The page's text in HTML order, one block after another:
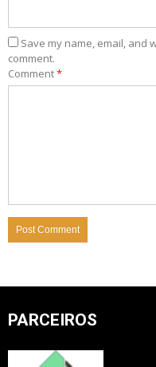
Save my name, email, and
comment.
Comment*
PARCEIROS